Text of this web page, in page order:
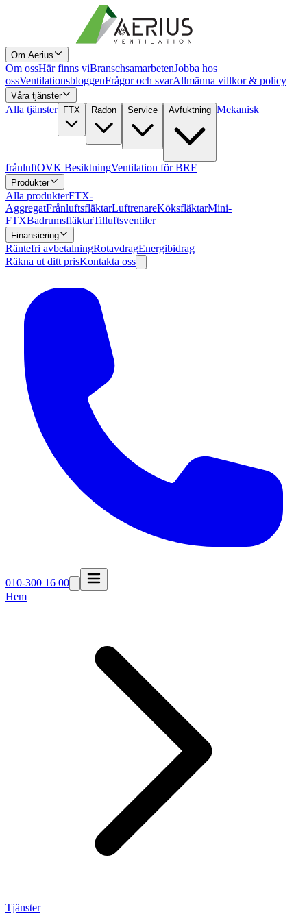
Om Aerius
Om ossHär finns viBranschsamarbetenJobba hos
ossVentilationsbloggenFrågor och svarAllmänna villkor & policy
Våra tjänster
Alla tjänster FTX Radon Service Avfuktning Mekanisk
frånluftOVK BesiktningVentilation för BRF
Produkter
Alla produkterFTX-
AggregatFrånluftsfläktarLuftrenareKöksfläktarMini-
FTXBadrumsfläktarTilluftsventiler
Finansiering
Räntefri avbetalningRotavdragEnergibidrag
Räkna ut ditt prisKontakta oss
010-300 16 00
Hem
Tjänster